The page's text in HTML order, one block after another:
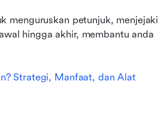
menguruskan petunjuk, menjejaki
hingga akhir, membantu anda
Strategi, Manfaat, dan Alat